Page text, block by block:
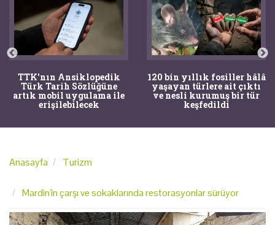
TTK'nın Ansiklopedik
Türk Tarih Sözlüğüne
artık mobil uygulama ile
erişilebilecek
120 bin yıllık fosiller hâlâ
yaşayan türlere ait çıktı
ve nesli kurumuş bir tür
keşfedildi
Anasayfa Turizm
Mardin'in çarşı ve sokaklarında restorasyonlar sürüyor